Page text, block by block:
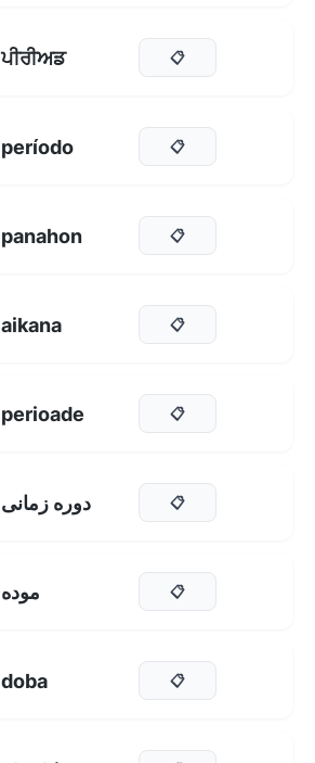
ਪੀਰੀਅਡ 📋
período 📋
panahon 📋
aikana 📋
perioade 📋
دوره زمانی 📋
موده 📋
doba 📋